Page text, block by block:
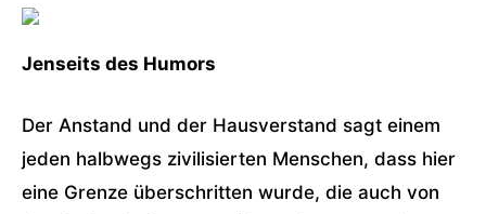
Jenseits des Humors
Der Anstand und der Hausverstand sagt einem
jeden halbwegs zivilisierten Menschen, dass hier
eine Grenze überschritten wurde, die auch von